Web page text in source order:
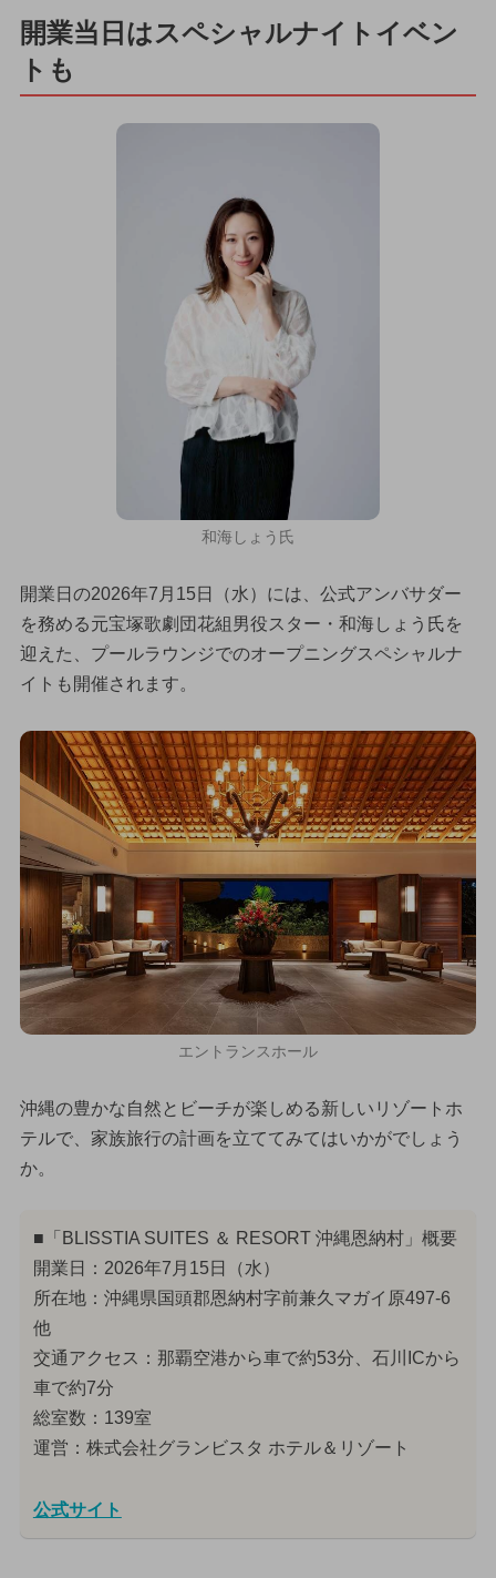
開業当日はスペシャルナイトイベン
トも
和海しょう氏
開業日の2026年7月15日（水）には、公式アンバサダー
を務める元宝塚歌劇団花組男役スター・和海しょう氏を
迎えた、プールラウンジでのオープニングスペシャルナ
イトも開催されます。
エントランスホール
沖縄の豊かな自然とビーチが楽しめる新しいリゾートホ
テルで、家族旅行の計画を立ててみてはいかがでしょう
か。
■「BLISSTIA SUITES ＆ RESORT 沖縄恩納村」概要
開業日：2026年7月15日（水）
所在地：沖縄県国頭郡恩納村字前兼久マガイ原497-6
他
交通アクセス：那覇空港から車で約53分、石川ICから
車で約7分
総室数：139室
運営：株式会社グランビスタ ホテル＆リゾート
公式サイト